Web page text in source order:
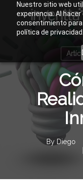
Nuestro sitio web
experiencia. Al
consentimiento
política de privacidad.
content
By Diego